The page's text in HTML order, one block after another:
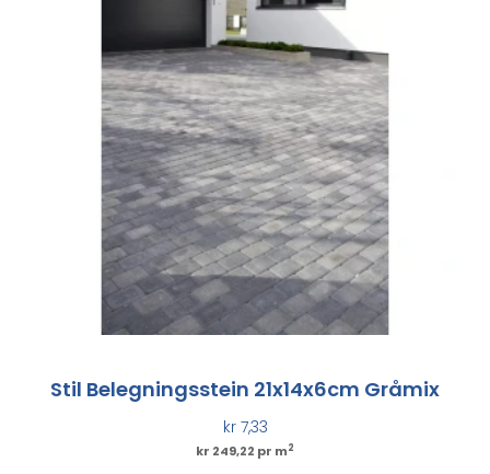
Stil Belegningsstein 21x14x6cm Gråmix
kr7,33
kr 249,22 pr m2